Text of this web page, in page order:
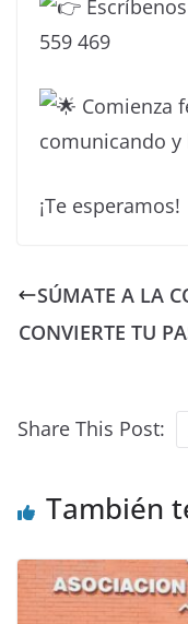
559 469
Comienza
comunicando
¡Te esperamos!
SÚMATE A LA
CONVIERTE TU
Share This Post:
También